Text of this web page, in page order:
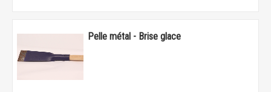
Pelle métal - Brise glace